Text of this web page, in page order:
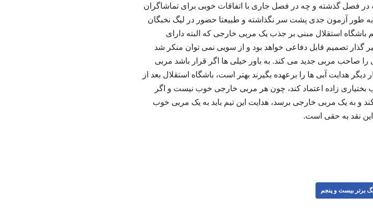
در فصل گذشته و چه در فصل جاری با اتفاقات خوبی برای تماشاگران
به طور آزمون جدی پشت سر نگذاشته و طبیعتا حضور در لیگ نخبگان
استقلال مبنی بر جذب یک مربی خارجی که البته دارای
گذار تصمیم قابل دفاعی خواهد بود و از سویی نمی توان منکر شد
را صاحب مربی جدید می کند. به باور خیلی ها اگر قرار باشد مربی
دیگر هدایت آبی ها را برعهده بگیرند بهتر است، باشگاه استقلال بعد از
بختیاری زاده اعتماد کند، چون هر مربی خارجی خوب نیست و اگر
و به یک مربی خارجی برسد، هدایت این تیم باید به یک مربی خوب
نقد به حقی است.
برتر بیست و پنجم